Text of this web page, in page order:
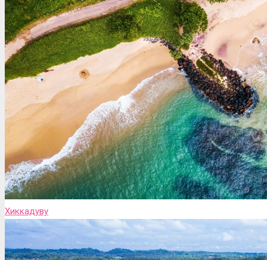
Хиккадуву